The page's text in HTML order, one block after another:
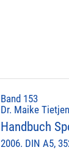
Band 153
Dr. Maike
Handbuch
2006. DIN A5,